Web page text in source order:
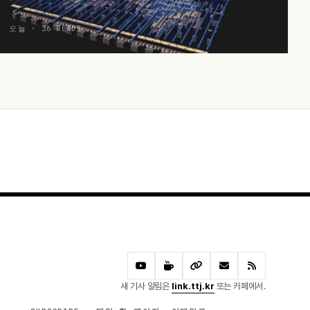
오늘 · 36 READS
새 기사 알림은 link.ttj.kr 또는 카페에서.